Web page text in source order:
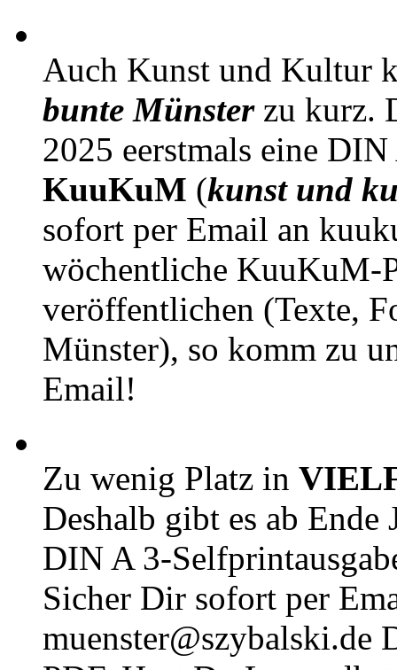
Auch Kunst und Kultur
bunte Münsterzu kurz.
2025 eerstmals eine
KuuKuM (kunst und
sofort per Email an
wöchentliche KuuKuM-
veröffentlichen (Texte,
Münster), so komm zu
Email!
Zu wenig Platz in
Deshalb gibt es ab Ende
DIN A 3-
Sicher Dir sofort per
muenster@szybalski.de